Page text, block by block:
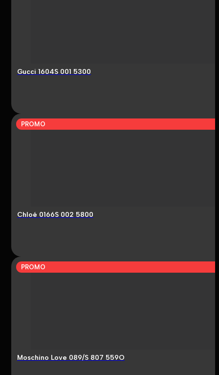
Gucci 1604S 001 5300
PROMO
Chloé 0166S 002 5800
PROMO
Moschino Love 089/S 807 559O